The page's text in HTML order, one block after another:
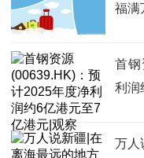
福满
首钢
利润
万人